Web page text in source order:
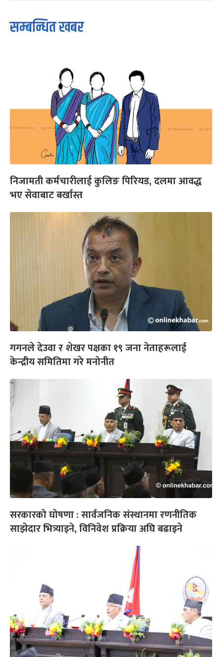
सम्बन्धित खबर
निजामती कर्मचारीलाई कुलिङ पिरियड, दलमा आवद्ध
भए सेवाबाट बर्खास्त
गगनले देउवा र शेखर पक्षका १९ जना नेताहरूलाई
केन्द्रीय समितिमा गरे मनोनीत
सरकारको घोषणा : सार्वजनिक संस्थानमा रणनीतिक
साझेदार भित्र्याइने, विनिवेश प्रक्रिया अघि बढाइने